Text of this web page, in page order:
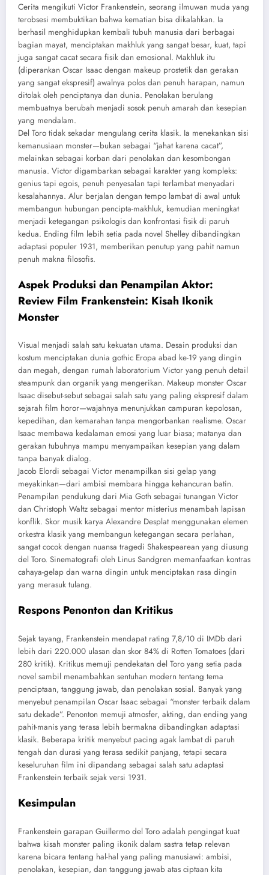
Cerita mengikuti Victor Frankenstein, seorang ilmuwan muda yang
terobsesi membuktikan bahwa kematian bisa dikalahkan. Ia
berhasil menghidupkan kembali tubuh manusia dari berbagai
bagian mayat, menciptakan makhluk yang sangat besar, kuat, tapi
juga sangat cacat secara fisik dan emosional. Makhluk itu
(diperankan Oscar Isaac dengan makeup prostetik dan gerakan
yang sangat ekspresif) awalnya polos dan penuh harapan, namun
ditolak oleh penciptanya dan dunia. Penolakan berulang
membuatnya berubah menjadi sosok penuh amarah dan kesepian
yang mendalam.
Del Toro tidak sekadar mengulang cerita klasik. Ia menekankan sisi
kemanusiaan monster—bukan sebagai “jahat karena cacat”,
melainkan sebagai korban dari penolakan dan kesombongan
manusia. Victor digambarkan sebagai karakter yang kompleks:
genius tapi egois, penuh penyesalan tapi terlambat menyadari
kesalahannya. Alur berjalan dengan tempo lambat di awal untuk
membangun hubungan pencipta-makhluk, kemudian meningkat
menjadi ketegangan psikologis dan konfrontasi fisik di paruh
kedua. Ending film lebih setia pada novel Shelley dibandingkan
adaptasi populer 1931, memberikan penutup yang pahit namun
penuh makna filosofis.
Aspek Produksi dan Penampilan Aktor:
Review Film Frankenstein: Kisah Ikonik
Monster
Visual menjadi salah satu kekuatan utama. Desain produksi dan
kostum menciptakan dunia gothic Eropa abad ke-19 yang dingin
dan megah, dengan rumah laboratorium Victor yang penuh detail
steampunk dan organik yang mengerikan. Makeup monster Oscar
Isaac disebut-sebut sebagai salah satu yang paling ekspresif dalam
sejarah film horor—wajahnya menunjukkan campuran kepolosan,
kepedihan, dan kemarahan tanpa mengorbankan realisme. Oscar
Isaac membawa kedalaman emosi yang luar biasa; matanya dan
gerakan tubuhnya mampu menyampaikan kesepian yang dalam
tanpa banyak dialog.
Jacob Elordi sebagai Victor menampilkan sisi gelap yang
meyakinkan—dari ambisi membara hingga kehancuran batin.
Penampilan pendukung dari Mia Goth sebagai tunangan Victor
dan Christoph Waltz sebagai mentor misterius menambah lapisan
konflik. Skor musik karya Alexandre Desplat menggunakan elemen
orkestra klasik yang membangun ketegangan secara perlahan,
sangat cocok dengan nuansa tragedi Shakespearean yang diusung
del Toro. Sinematografi oleh Linus Sandgren memanfaatkan kontras
cahaya-gelap dan warna dingin untuk menciptakan rasa dingin
yang merasuk tulang.
Respons Penonton dan Kritikus
Sejak tayang, Frankenstein mendapat rating 7,8/10 di IMDb dari
lebih dari 220.000 ulasan dan skor 84% di Rotten Tomatoes (dari
280 kritik). Kritikus memuji pendekatan del Toro yang setia pada
novel sambil menambahkan sentuhan modern tentang tema
penciptaan, tanggung jawab, dan penolakan sosial. Banyak yang
menyebut penampilan Oscar Isaac sebagai “monster terbaik dalam
satu dekade”. Penonton memuji atmosfer, akting, dan ending yang
pahit-manis yang terasa lebih bermakna dibandingkan adaptasi
klasik. Beberapa kritik menyebut pacing agak lambat di paruh
tengah dan durasi yang terasa sedikit panjang, tetapi secara
keseluruhan film ini dipandang sebagai salah satu adaptasi
Frankenstein terbaik sejak versi 1931.
Kesimpulan
Frankenstein garapan Guillermo del Toro adalah pengingat kuat
bahwa kisah monster paling ikonik dalam sastra tetap relevan
karena bicara tentang hal-hal yang paling manusiawi: ambisi,
penolakan, kesepian, dan tanggung jawab atas ciptaan kita